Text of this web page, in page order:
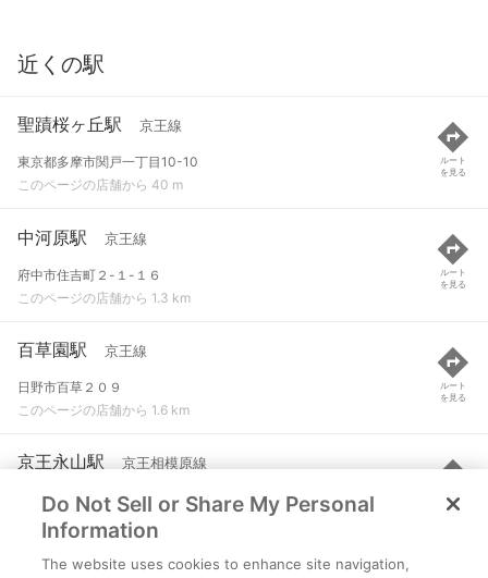
近くの駅
聖蹟桜ヶ丘駅 京王線
東京都多摩市関戸一丁目10-10
このページの店舗から 40 m
ルート
を見る
中河原駅 京王線
府中市住吉町２-１-１６
このページの店舗から 1.3 km
ルート
を見る
百草園駅 京王線
日野市百草２０９
このページの店舗から 1.6 km
ルート
を見る
京王永山駅 京王相模原線
多摩市永山１-１８-１
このページの店舗から 2.3 km
ルート
を見る
Do Not Sell or Share My Personal
Information
The website uses cookies to enhance site navigation,